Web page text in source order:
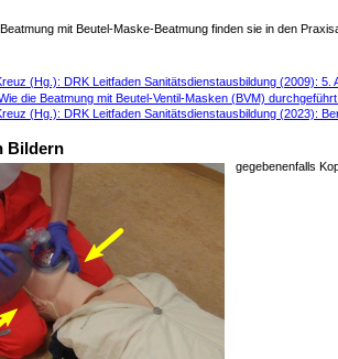
mit Beutel-Maske-Beatmung finden sie in den
(Hg.): DRK Leitfaden Sanitätsdienstausbildung (2009): 5.
die Beatmung mit Beutel-Ventil-Masken (BVM)
(Hg.): DRK Leitfaden Sanitätsdienstausbildung (2023):
Bildern
gegebenenfalls